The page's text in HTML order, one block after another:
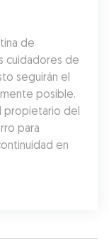
de
cuidadores de
seguirán el
posible.
propietario del
para
en